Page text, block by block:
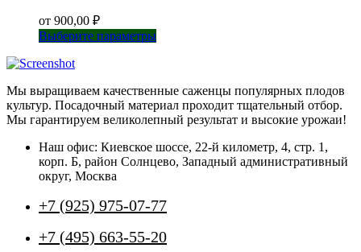
от 900,00 ₽
Выберите параметрыЭтот
вариаций.
Опции
можно
на
странице
Мы выращиваем качественные саженцы популярных плодов
культур. Посадочный материал проходит тщательный отбор.
Мы гарантируем великолепный результат и высокие урожаи!
Наш офис: Киевское шоссе, 22-й километр, 4, стр. 1,
корп. Б, район Солнцево, Западный административный
округ, Москва
+7 (925) 975-07-77
+7 (495) 663-55-20